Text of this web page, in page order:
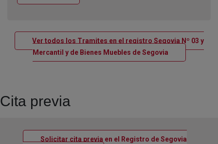
Ver todos los Tramites en el registro Segovia Nº 03 y
Mercantil y de Bienes Muebles de SegoviaVentana nueva
Cita previa
Solicitar cita previa en el Registro de Segovia